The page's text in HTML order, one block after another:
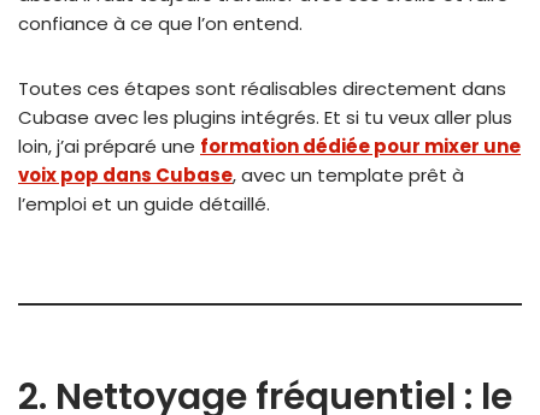
confiance à ce que l’on entend.
Toutes ces étapes sont réalisables directement dans
Cubase avec les plugins intégrés. Et si tu veux aller plus
loin, j’ai préparé une formation dédiée pour mixer une
voix pop dans Cubase, avec un template prêt à
l’emploi et un guide détaillé.
2. Nettoyage fréquentiel : le